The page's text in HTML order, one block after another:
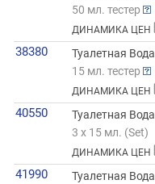
50 мл. тестер
ДИНАМИКА ЦЕН
38380
Туалетная Вода
15 мл. тестер
ДИНАМИКА ЦЕН
40550
Туалетная Вода
3 х 15 мл. (Set)
ДИНАМИКА ЦЕН
41990
Туалетная Вода